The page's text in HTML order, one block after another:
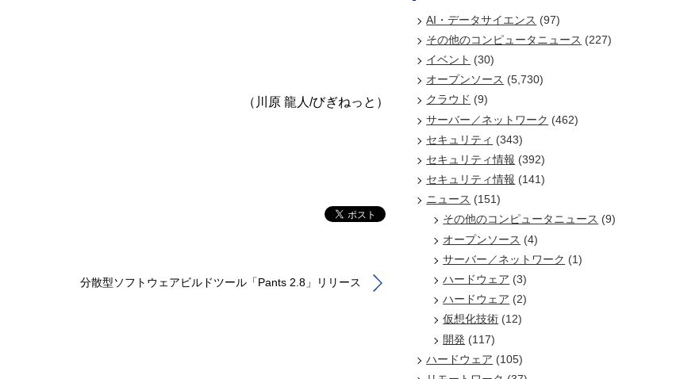
（川原 龍人/びぎねっと）
分散型ソフトウェアビルドツール「Pants 2.8」リリース
AI・データサイエンス (97)
その他のコンピュータニュース (227)
イベント (30)
オープンソース (5,730)
クラウド (9)
サーバー／ネットワーク (462)
セキュリティ (343)
セキュリティ情報 (392)
セキュリティ情報 (141)
ニュース (151)
その他のコンピュータニュース (9)
オープンソース (4)
サーバー／ネットワーク (1)
ハードウェア (3)
ハードウェア (2)
仮想化技術 (12)
開発 (117)
ハードウェア (105)